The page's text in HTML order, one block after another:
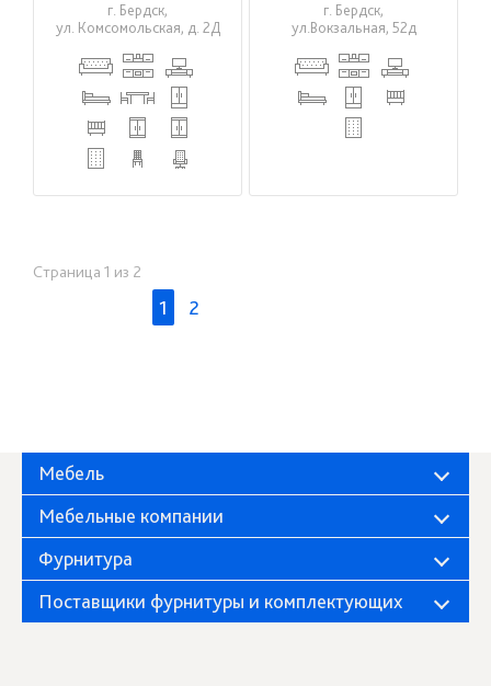
г. Бердск,
ул. Комсомольская, д. 2Д
г. Бердск,
ул.Вокзальная, 52д
Страница 1 из 2
1 2
Мебель
Мебельные компании
Фурнитура
Поставщики фурнитуры и комплектующих